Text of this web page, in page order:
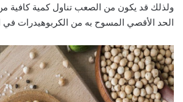
ولذلك قد يكون من الصعب تناول كمية كافية
الحد الأقصي المسوح به من الكربوهيدرات في